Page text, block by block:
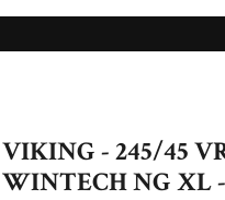
VIKING - 245/45
WINTECH NG XL -